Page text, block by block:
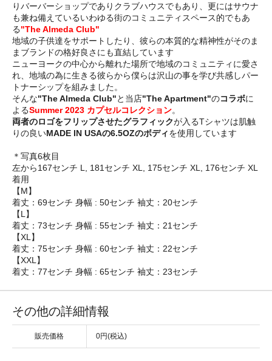
りバーバーショップでありクラブハウスでもあり、更にはサウナ
も兼ね備えているいわゆる街のコミュニティスペース的でもあ
る"The Almeda Club"
地域の子供達をサポートしたり、彼らの本質的な精神性がそのま
まブランドの格好良さにも直結しています
ニューヨークの中心から離れた場所で地域のコミュニティに愛さ
れ、地域の為に生きる彼らから僕らは沢山の事を学び共感しパー
トナーシップを組みました。
そんな"The Almeda Club"と当店"The Apartment"のコラボに
よるSummer 2023 カプセルコレクション。
両者のロゴをフリップさせたグラフィックが入るTシャツは肌触
りの良いMADE IN USAの6.5OZのボディを使用しています
＊写真6枚目
左から167センチ L, 181センチ XL, 175センチ XL, 176センチ XL
着用
【M】
着丈：69センチ 身幅 : 50センチ 袖丈：20センチ
【L】
着丈：73センチ 身幅 : 55センチ 袖丈：21センチ
【XL】
着丈：75センチ 身幅 : 60センチ 袖丈：22センチ
【XXL】
着丈：77センチ 身幅 : 65センチ 袖丈：23センチ
その他の詳細情報
販売価格 0円(税込)